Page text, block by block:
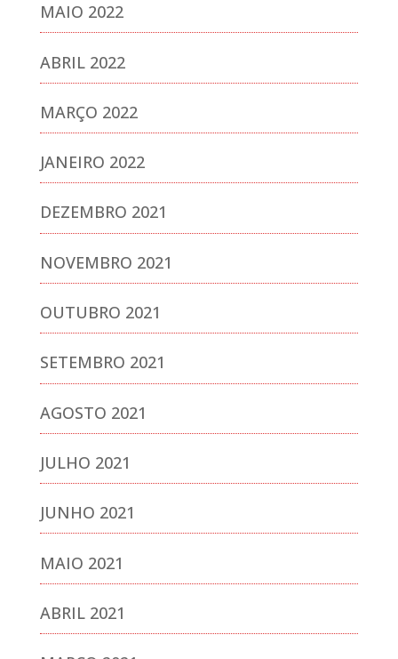
MAIO 2022
ABRIL 2022
MARÇO 2022
JANEIRO 2022
DEZEMBRO 2021
NOVEMBRO 2021
OUTUBRO 2021
SETEMBRO 2021
AGOSTO 2021
JULHO 2021
JUNHO 2021
MAIO 2021
ABRIL 2021